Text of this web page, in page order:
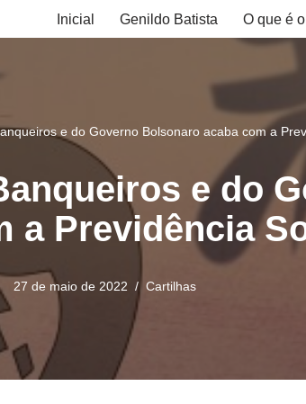
Inicial Genildo Batista O que é
e do Governo Bolsonaro acaba com a
e do
a Previdência
27 de maio de 2022 Cartilhas